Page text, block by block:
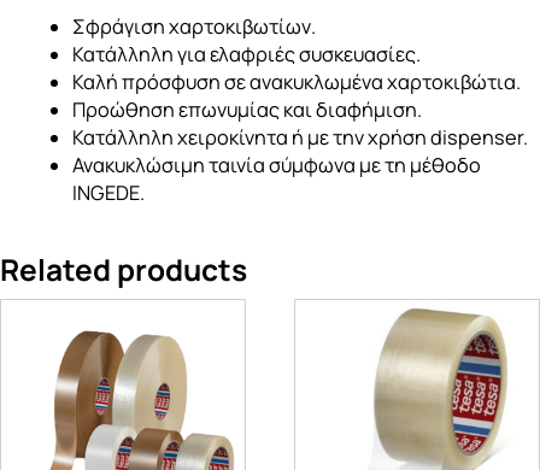
Σφράγιση χαρτοκιβωτίων.
Κατάλληλη για ελαφριές συσκευασίες.
Καλή πρόσφυση σε ανακυκλωμένα χαρτοκιβώτια.
Προώθηση επωνυμίας και διαφήμιση.
Κατάλληλη χειροκίνητα ή με την χρήση dispenser.
Ανακυκλώσιμη ταινία σύμφωνα με τη μέθοδο
INGEDE.
Related products